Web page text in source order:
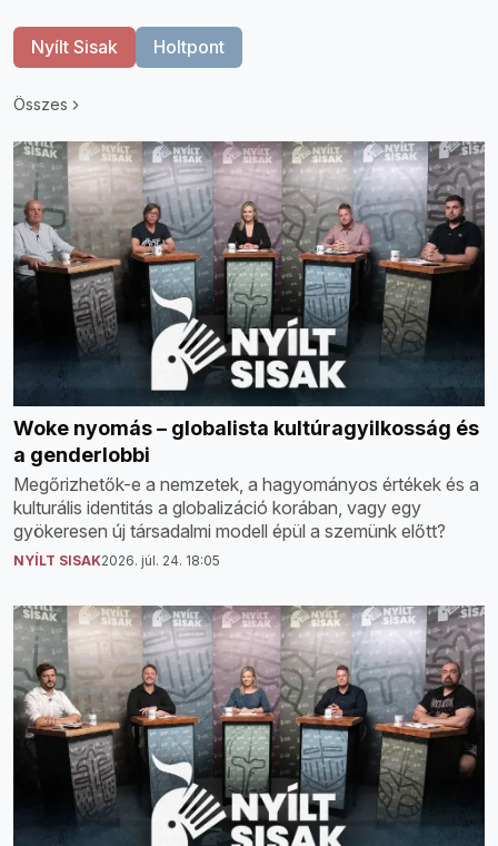
Nyílt Sisak Holtpont
Összes
Woke nyomás – globalista kultúragyilkosság és
a genderlobbi
Megőrizhetők-e a nemzetek, a hagyományos értékek és a
kulturális identitás a globalizáció korában, vagy egy
gyökeresen új társadalmi modell épül a szemünk előtt?
NYÍLT SISAK2026. júl. 24. 18:05